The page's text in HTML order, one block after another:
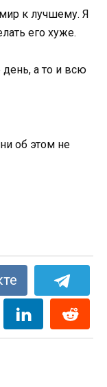
к лучшему. Я
его хуже.
день, а то и всю
об этом не